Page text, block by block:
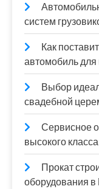
систем
Как
автомобиль
Выбор
свадебной
Сервисное
высокого класса
Прокат
оборудования